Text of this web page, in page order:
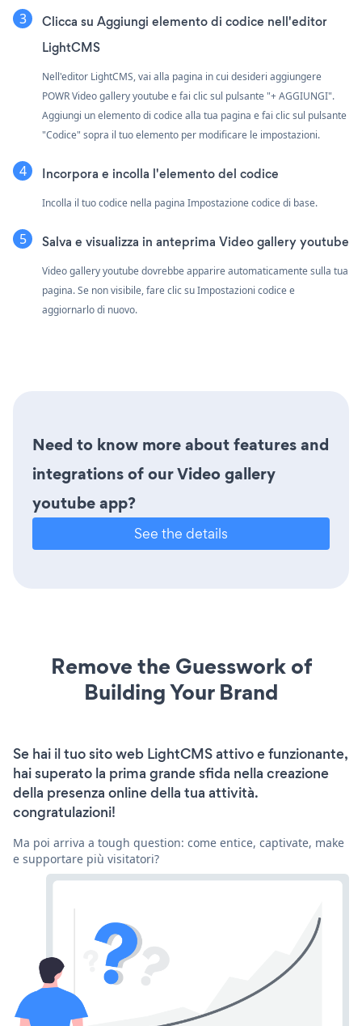
Clicca su Aggiungi elemento di codice nell'editor
LightCMS
Nell'editor LightCMS, vai alla pagina in cui desideri aggiungere
POWR Video gallery youtube e fai clic sul pulsante "+ AGGIUNGI".
Aggiungi un elemento di codice alla tua pagina e fai clic sul pulsante
"Codice" sopra il tuo elemento per modificare le impostazioni.
Incorpora e incolla l'elemento del codice
Incolla il tuo codice nella pagina Impostazione codice di base.
Salva e visualizza in anteprima Video gallery youtube
Video gallery youtube dovrebbe apparire automaticamente sulla tua
pagina. Se non visibile, fare clic su Impostazioni codice e
aggiornarlo di nuovo.
Need to know more about features and
integrations of our Video gallery
youtube app?
See the details
Remove the Guesswork of
Building Your Brand
Se hai il tuo sito web LightCMS attivo e funzionante,
hai superato la prima grande sfida nella creazione
della presenza online della tua attività.
congratulazioni!
Ma poi arriva a tough question: come entice, captivate, make
e supportare più visitatori?